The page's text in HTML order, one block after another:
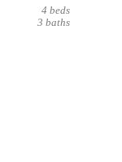
4 beds
3 baths